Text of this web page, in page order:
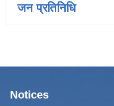
जन प्रतिनिधि
Notices